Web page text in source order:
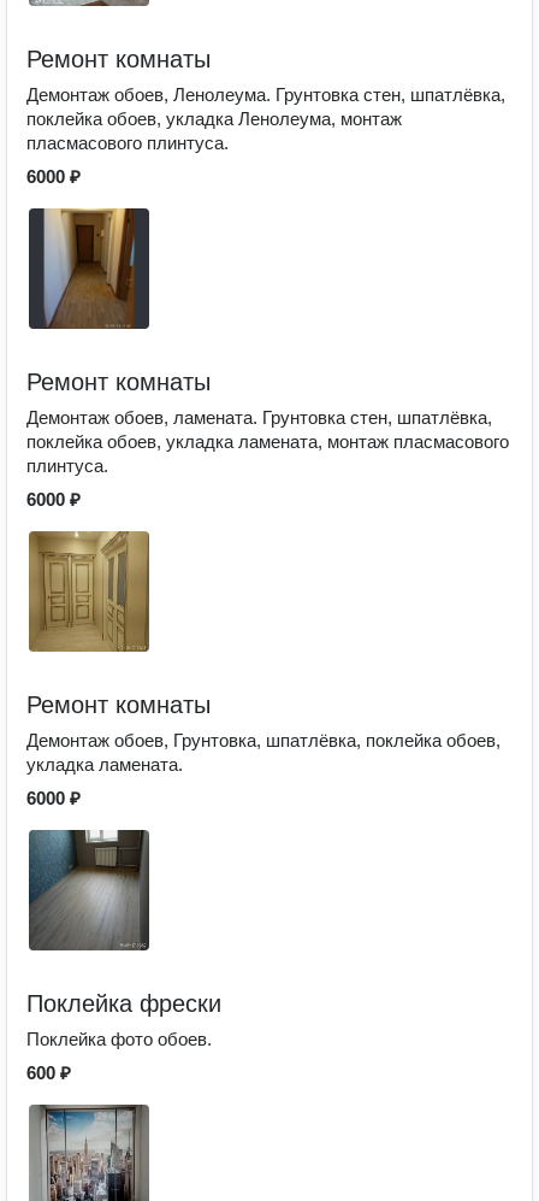
Ремонт комнаты
Демонтаж обоев, Ленолеума. Грунтовка стен, шпатлёвка,
поклейка обоев, укладка Ленолеума, монтаж
пласмасового плинтуса.
6000 ₽
Ремонт комнаты
Демонтаж обоев, ламената. Грунтовка стен, шпатлёвка,
поклейка обоев, укладка ламената, монтаж пласмасового
плинтуса.
6000 ₽
Ремонт комнаты
Демонтаж обоев, Грунтовка, шпатлёвка, поклейка обоев,
укладка ламената.
6000 ₽
Поклейка фрески
Поклейка фото обоев.
600 ₽